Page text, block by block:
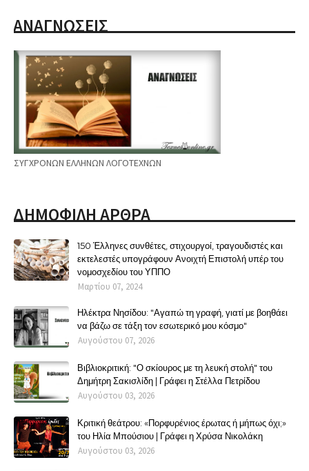
ΑΝΑΓΝΩΣΕΙΣ
ΣΥΓΧΡΟΝΩΝ ΕΛΛΗΝΩΝ ΛΟΓΟΤΕΧΝΩΝ
ΔΗΜΟΦΙΛΗ ΑΡΘΡΑ
150 Έλληνες συνθέτες, στιχουργοί, τραγουδιστές και
εκτελεστές υπογράφουν Ανοιχτή Επιστολή υπέρ του
νομοσχεδίου του ΥΠΠΟ
Μαρτίου 07, 2024
Ηλέκτρα Νησίδου: "Αγαπώ τη γραφή, γιατί με βοηθάει
να βάζω σε τάξη τον εσωτερικό μου κόσμο"
Αυγούστου 07, 2026
Βιβλιοκριτική: "Ο σκίουρος με τη λευκή στολή" του
Δημήτρη Σακισλίδη | Γράφει η Στέλλα Πετρίδου
Αυγούστου 03, 2026
Κριτική θεάτρου: «Πορφυρένιος έρωτας ή μήπως όχι;»
του Ηλία Μπούσιου | Γράφει η Χρύσα Νικολάκη
Αυγούστου 03, 2026